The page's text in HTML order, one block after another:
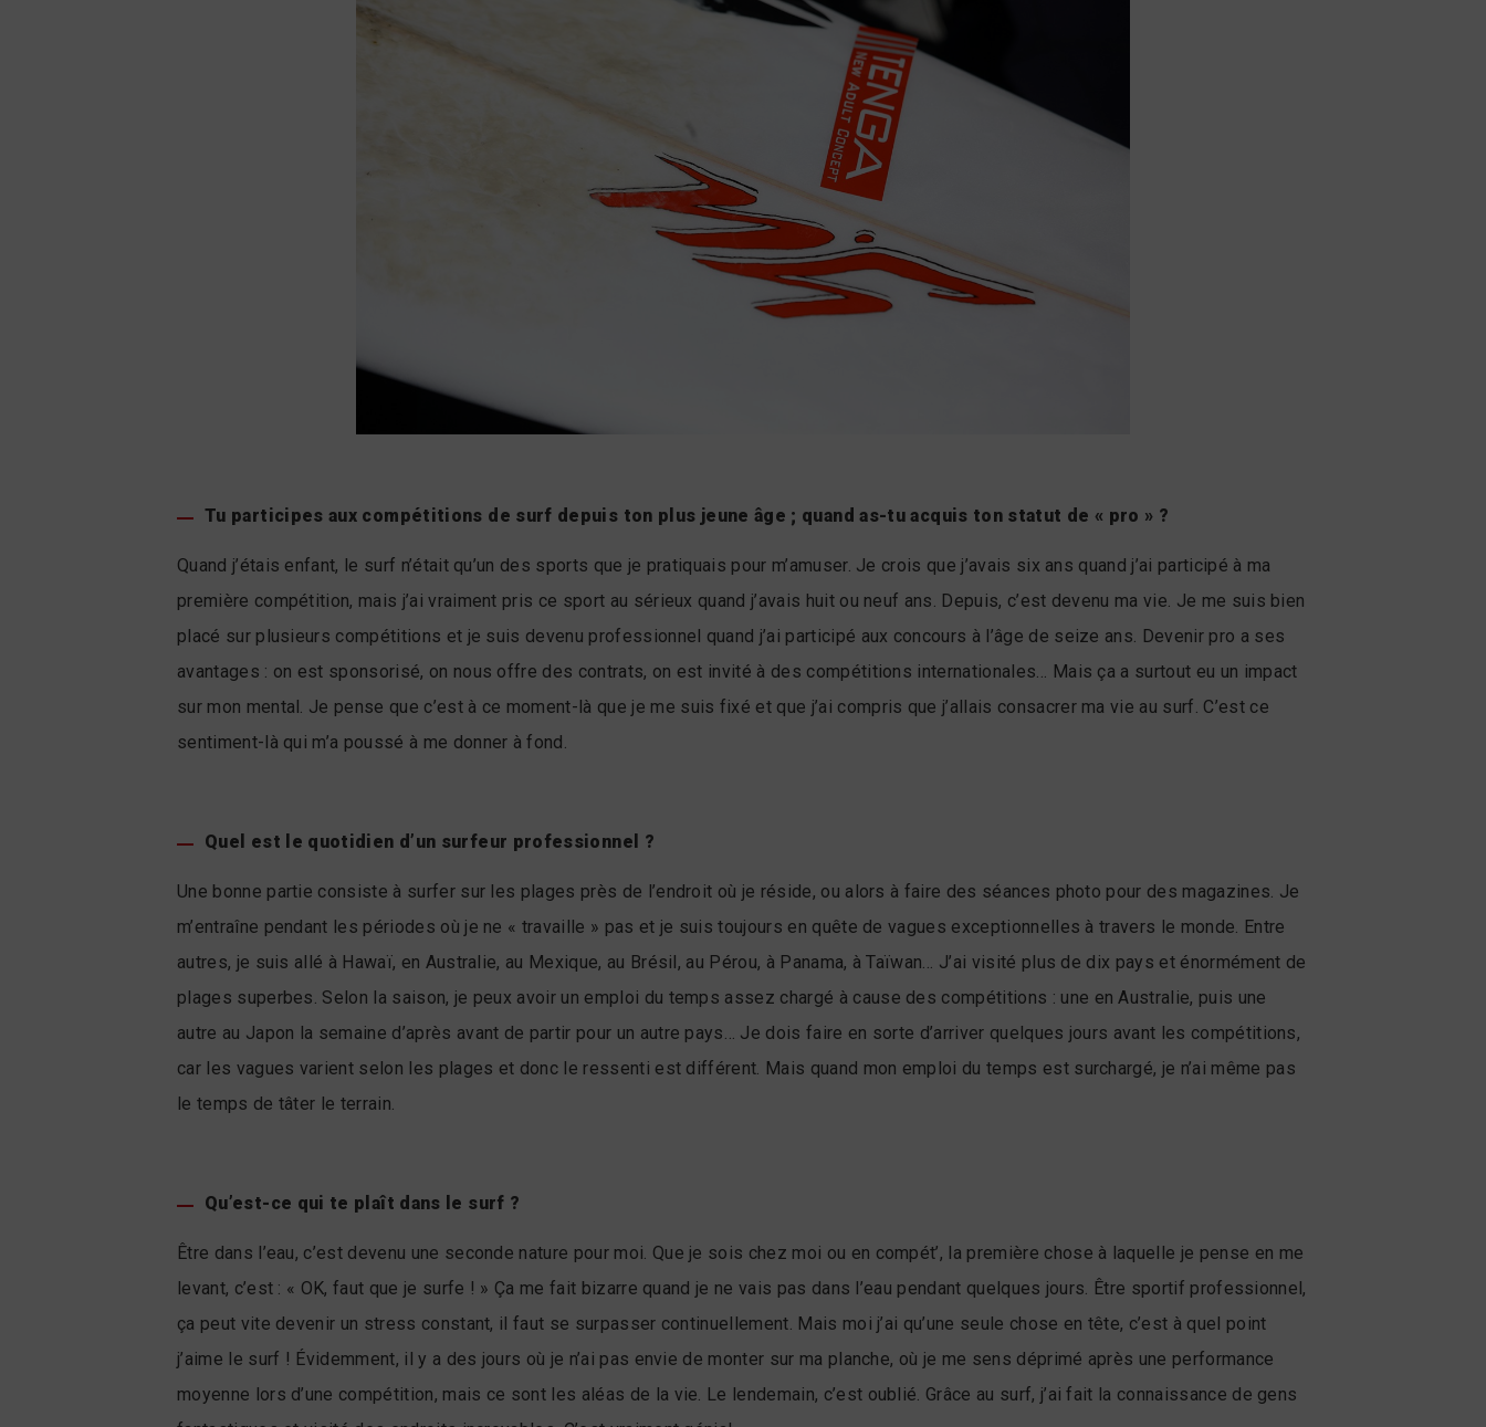
Tu participes aux compétitions de surf depuis ton plus jeune âge ; quand as-tu acquis ton statut de « pro » ?
Quand j’étais enfant, le surf n’était qu’un des sports que je pratiquais pour m’amuser. Je crois que j’avais six ans quand j’ai participé à ma
première compétition, mais j’ai vraiment pris ce sport au sérieux quand j’avais huit ou neuf ans. Depuis, c’est devenu ma vie. Je me suis bien
placé sur plusieurs compétitions et je suis devenu professionnel quand j’ai participé aux concours à l’âge de seize ans. Devenir pro a ses
avantages : on est sponsorisé, on nous offre des contrats, on est invité à des compétitions internationales… Mais ça a surtout eu un impact
sur mon mental. Je pense que c’est à ce moment-là que je me suis fixé et que j’ai compris que j’allais consacrer ma vie au surf. C’est ce
sentiment-là qui m’a poussé à me donner à fond.
Quel est le quotidien d’un surfeur professionnel ?
Une bonne partie consiste à surfer sur les plages près de l’endroit où je réside, ou alors à faire des séances photo pour des magazines. Je
m’entraîne pendant les périodes où je ne « travaille » pas et je suis toujours en quête de vagues exceptionnelles à travers le monde. Entre
autres, je suis allé à Hawaï, en Australie, au Mexique, au Brésil, au Pérou, à Panama, à Taïwan… J’ai visité plus de dix pays et énormément de
plages superbes. Selon la saison, je peux avoir un emploi du temps assez chargé à cause des compétitions : une en Australie, puis une
autre au Japon la semaine d’après avant de partir pour un autre pays… Je dois faire en sorte d’arriver quelques jours avant les compétitions,
car les vagues varient selon les plages et donc le ressenti est différent. Mais quand mon emploi du temps est surchargé, je n’ai même pas
le temps de tâter le terrain.
Qu’est-ce qui te plaît dans le surf ?
Être dans l’eau, c’est devenu une seconde nature pour moi. Que je sois chez moi ou en compét’, la première chose à laquelle je pense en me
levant, c’est : « OK, faut que je surfe ! » Ça me fait bizarre quand je ne vais pas dans l’eau pendant quelques jours. Être sportif professionnel,
ça peut vite devenir un stress constant, il faut se surpasser continuellement. Mais moi j’ai qu’une seule chose en tête, c’est à quel point
j’aime le surf ! Évidemment, il y a des jours où je n’ai pas envie de monter sur ma planche, où je me sens déprimé après une performance
moyenne lors d’une compétition, mais ce sont les aléas de la vie. Le lendemain, c’est oublié. Grâce au surf, j’ai fait la connaissance de gens